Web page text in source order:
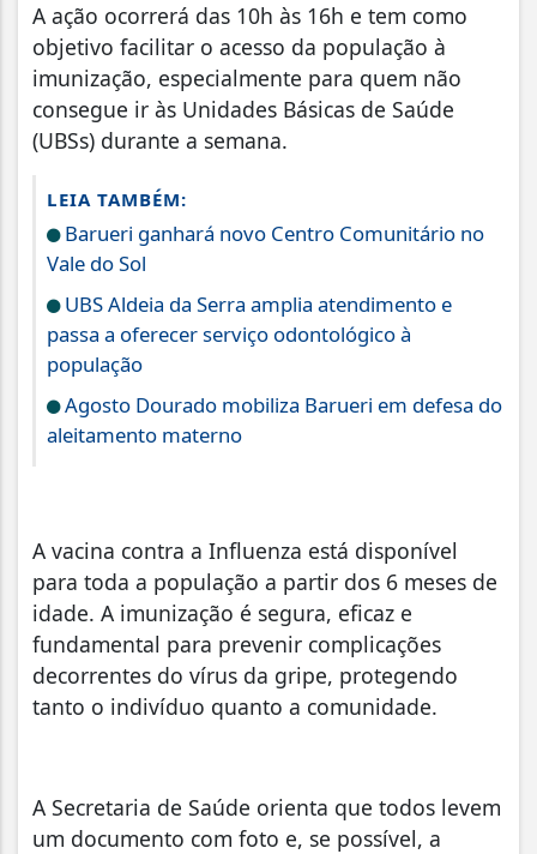
A ação ocorrerá das 10h às 16h e tem como
objetivo facilitar o acesso da população à
imunização, especialmente para quem não
consegue ir às Unidades Básicas de Saúde
(UBSs) durante a semana.
LEIA TAMBÉM:
Barueri ganhará novo Centro Comunitário no
Vale do Sol
UBS Aldeia da Serra amplia atendimento e
passa a oferecer serviço odontológico à
população
Agosto Dourado mobiliza Barueri em defesa do
aleitamento materno
A vacina contra a Influenza está disponível
para toda a população a partir dos 6 meses de
idade. A imunização é segura, eficaz e
fundamental para prevenir complicações
decorrentes do vírus da gripe, protegendo
tanto o indivíduo quanto a comunidade.
A Secretaria de Saúde orienta que todos levem
um documento com foto e, se possível, a